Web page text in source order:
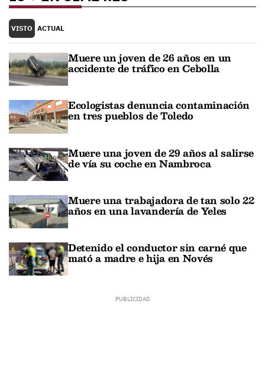
VISTO ACTUAL
Muere un joven de 26 años en un
accidente de tráfico en Cebolla
Ecologistas denuncia contaminación
en tres pueblos de Toledo
Muere una joven de 29 años al salirse
de vía su coche en Nambroca
Muere una trabajadora de tan solo 22
años en una lavandería de Yeles
Detenido el conductor sin carné que
mató a madre e hija en Novés